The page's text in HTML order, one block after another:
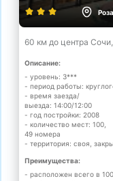
60 км до центра
Описание:
- уровень: 3***
- период работы:
- время заезда/
выезда: 14:00/12:00
- год постройки: 2008
- количество мест: 100,
49 номера
- территория: своя,
Преимущества:
- расположен всего в